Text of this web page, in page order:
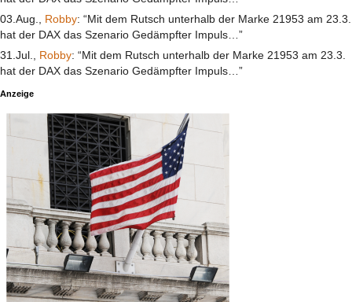
03.Aug., Robby: “Mit dem Rutsch unterhalb der Marke 21953 am 23.3.
hat der DAX das Szenario Gedämpfter Impuls…”
31.Jul., Robby: “Mit dem Rutsch unterhalb der Marke 21953 am 23.3.
hat der DAX das Szenario Gedämpfter Impuls…”
Anzeige